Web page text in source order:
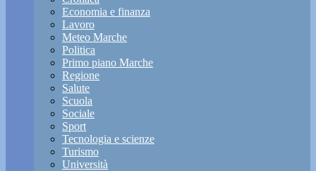
Economia e finanza
Lavoro
Meteo Marche
Politica
Primo piano Marche
Regione
Salute
Scuola
Sociale
Sport
Tecnologia e scienze
Turismo
Università